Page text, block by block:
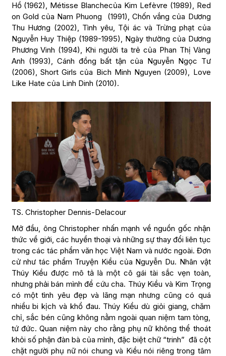
Hồ (1962), Métisse Blanchecủa Kim Lefèvre (1989), Red
on Gold của Nam Phuong (1991), Chốn vắng của Dương
Thu Hương (2002), Tình yêu, Tội ác và Trừng phạt của
Nguyễn Huy Thiệp (1989-1995), Ngày thường của Dương
Phương Vinh (1994), Khi người ta trẻ của Phan Thị Vàng
Anh (1993), Cánh đồng bất tận của Nguyễn Ngọc Tư
(2006), Short Girls của Bich Minh Nguyen (2009), Love
Like Hate của Linh Dinh (2010).
TS. Christopher Dennis-Delacour
Mở đầu, ông Christopher nhấn mạnh về nguồn gốc nhận
thức về giới, các huyền thoại và những sự thay đổi liên tục
trong các tác phẩm văn học Việt Nam và nước ngoài. Đơn
cử như tác phẩm Truyện Kiều của Nguyễn Du. Nhân vật
Thúy Kiều được mô tả là một cô gái tài sắc vẹn toàn,
nhưng phải bán mình để cứu cha. Thúy Kiều và Kim Trọng
có một tình yêu đẹp và lãng mạn nhưng cũng có quá
nhiều bi kịch và khổ đau. Thúy Kiều dù giỏi giang, chăm
chỉ, sắc bén cũng không nằm ngoài quan niệm tam tòng,
tứ đức. Quan niệm này cho rằng phụ nữ không thể thoát
khỏi số phận đàn bà của mình, đặc biệt chữ “trinh” đã cột
chặt người phụ nữ nói chung và Kiều nói riêng trong tâm